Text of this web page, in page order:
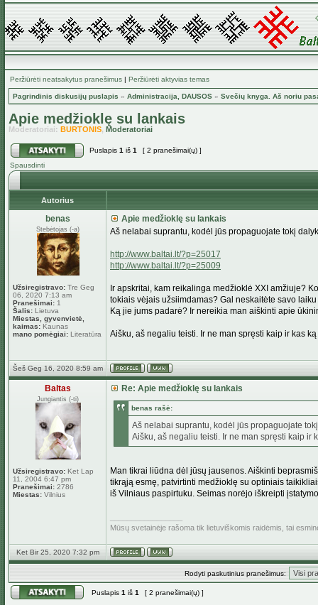
Peržiūrėti neatsakytus pranešimus | Peržiūrėti aktyvias temas
Pagrindinis diskusijų puslapis » Administracija, DAUSOS » Svečių knyga. Aš noriu
Apie medžioklę su lankais
Moderatoriai: BURTONIS, Moderatoriai
Puslapis 1 iš 1
[ 2 pranešimai(ų) ]
Spausdinti
Autorius
benas
Stebėtojas (-a)
Užsiregistravo: Tre Geg
06, 2020 7:13 am
Pranešimai: 1
Šalis: Lietuva
Miestas, gyvenvietė,
kaimas: Kaunas
mano pomėgiai: Literatūra
Apie medžioklę su lankais
Aš nelabai suprantu, kodėl jūs propaguojate tokį
http://www.baltai.lt/?p=25017
http://www.baltai.lt/?p=25009
Ir apskritai, kam reikalinga medžioklė XXI amžiuje?
tokiais vėjais užsiimdamas? Gal neskaitėte savo
Ką jie jums padarė? Ir nereikia man aiškinti apie
Aišku, aš negaliu teisti. Ir ne man spręsti kaip ir kas
Šeš Geg 16, 2020 8:59 am
Baltas
Jungiantis (-ti)
Užsiregistravo: Ket Lap
11, 2004 6:47 pm
Pranešimai: 2786
Miestas: Vilnius
Re: Apie medžioklę su lankais
benas rašė:
Aš nelabai suprantu, kodėl jūs propaguojate
Aišku, aš negaliu teisti. Ir ne man spręsti kaip
Man tikrai liūdna dėl jūsų jausenos. Aiškinti
tikrąją esmę, patvirtinti medžioklę su optiniais
iš Vilniaus paspirtuku. Seimas norėjo iškreipti
Mūsų svetainėje rašoma tik lietuviškomis raidėmis, tai
Ket Bir 25, 2020 7:32 pm
Rodyti paskutinius pranešimus:
Puslapis 1 iš 1 [ 2 pranešimai(ų) ]